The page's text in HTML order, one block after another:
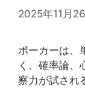
2025年11月
ポーカーは、
く、確率論、
察力が試され